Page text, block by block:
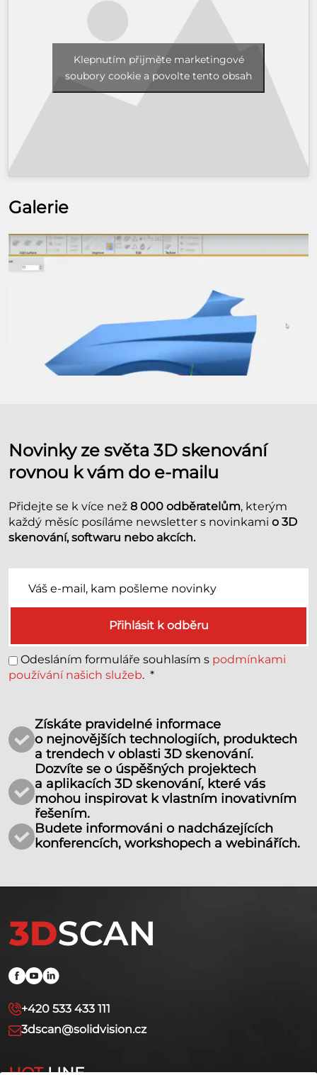
Klepnutím přijměte marketingové
soubory cookie a povolte tento obsah
Galerie
Novinky ze světa 3D skenování
rovnou k vám do e-mailu
Přidejte se k více než 8 000 odběratelům, kterým
každý měsíc posíláme newsletter s novinkami o 3D
skenování, softwaru nebo akcích.
Přihlásit k odběru
Odesláním formuláře souhlasím s podmínkami
používání našich služeb. *
Získáte pravidelné informace
o nejnovějších technologiích, produktech
a trendech v oblasti 3D skenování.
Dozvíte se o úspěšných projektech
a aplikacích 3D skenování, které vás
mohou inspirovat k vlastním inovativním
řešením.
Budete informováni o nadcházejících
konferencích, workshopech a webinářích.
+420 533 433 111
3dscan@solidvision.cz